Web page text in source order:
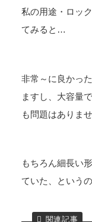
私の用途・ロッ
てみると…
非常～に良かっ
ますし、大容量
も問題はありま
もちろん細長い
ていた、という